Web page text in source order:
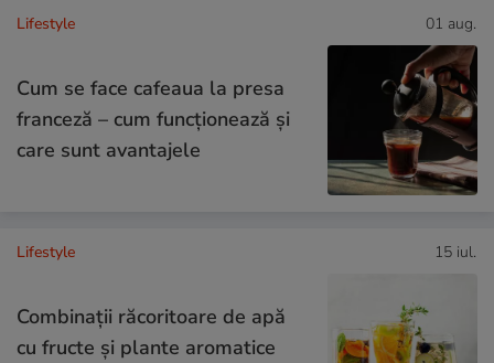
Lifestyle 01 aug.
Cum se face cafeaua la presa
franceză – cum funcționează și
care sunt avantajele
Lifestyle 15 iul.
Combinaţii răcoritoare de apă
cu fructe şi plante aromatice